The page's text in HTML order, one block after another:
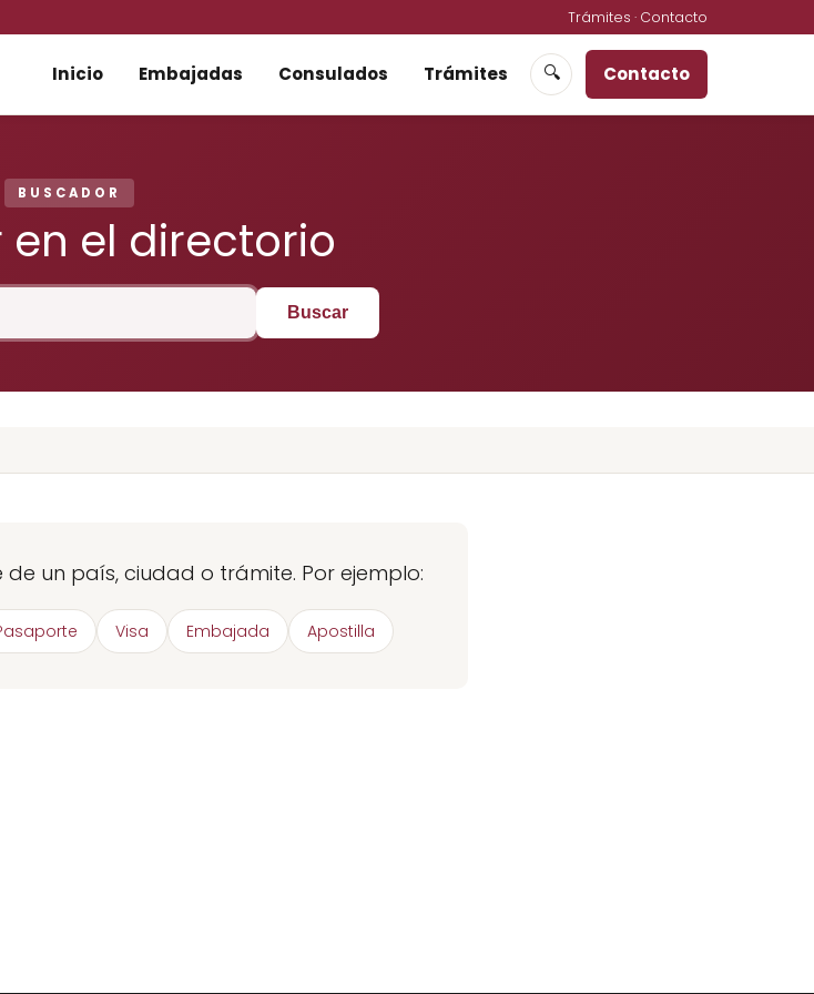
Trámites · Contacto
Inicio Embajadas Consulados Trámites 🔍 Contacto
BUSCADOR
en el directorio
Buscar
un país, ciudad o trámite. Por ejemplo:
Visa Embajada Apostilla